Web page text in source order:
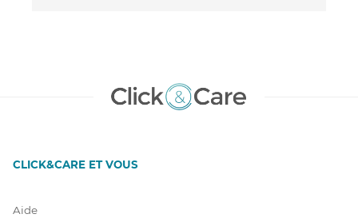
CLICK&CARE ET VOUS
Aide